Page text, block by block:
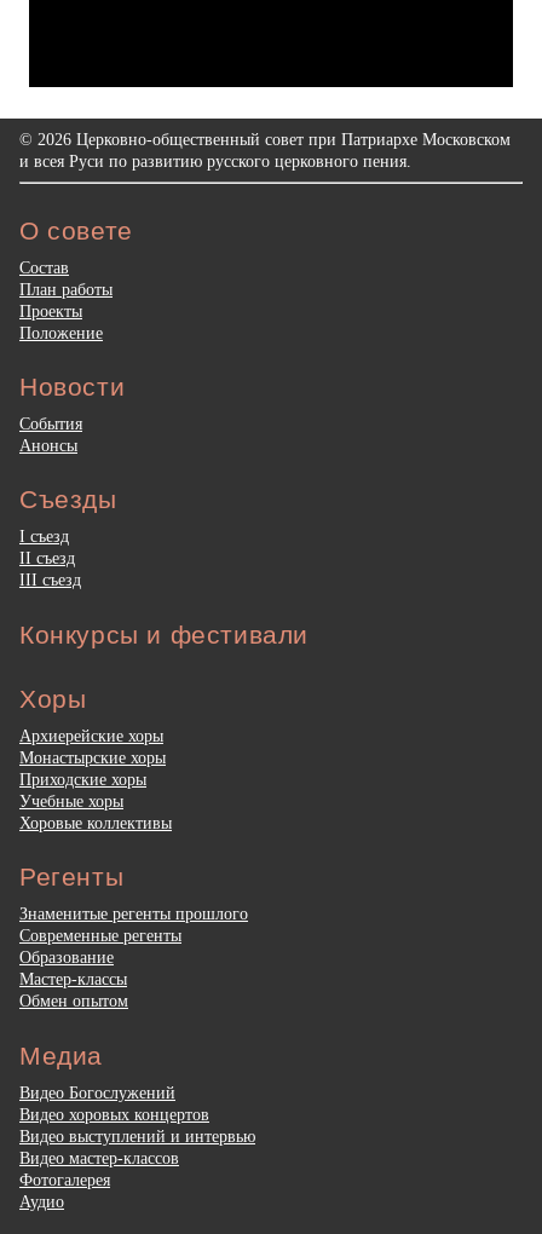
© 2026 Церковно-общественный совет при Патриархе Московском
и всея Руси по развитию русского церковного пения.
О совете
Состав
План работы
Проекты
Положение
Новости
События
Анонсы
Съезды
I съезд
II съезд
III съезд
Конкурсы и фестивали
Хоры
Архиерейские хоры
Монастырские хоры
Приходские хоры
Учебные хоры
Хоровые коллективы
Регенты
Знаменитые регенты прошлого
Современные регенты
Образование
Мастер-классы
Обмен опытом
Медиа
Видео Богослужений
Видео хоровых концертов
Видео выступлений и интервью
Видео мастер-классов
Фотогалерея
Аудио